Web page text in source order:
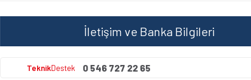
İletişim ve Banka Bilgileri
TeknikDestek 0 546 727 22 65